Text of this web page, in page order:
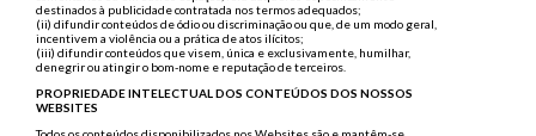
destinados à publicidade contratada nos termos adequados;
(ii) difundir conteúdos de ódio ou discriminação ou que, de um modo geral,
incentivem a violência ou a prática de atos ilícitos;
(iii) difundir conteúdos que visem, única e exclusivamente, humilhar,
denegrir ou atingir o bom-nome e reputação de terceiros.
PROPRIEDADE INTELECTUAL DOS CONTEÚDOS DOS NOSSOS
WEBSITES